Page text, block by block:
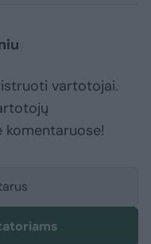
vartotojai.